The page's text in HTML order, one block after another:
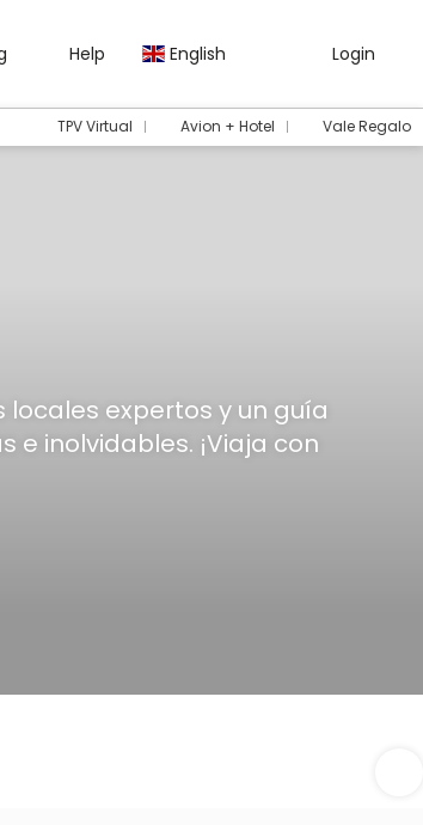
Help English Login
TPV Virtual Avion + Hotel Vale Regalo
locales expertos y un guía
inolvidables. ¡Viaja con